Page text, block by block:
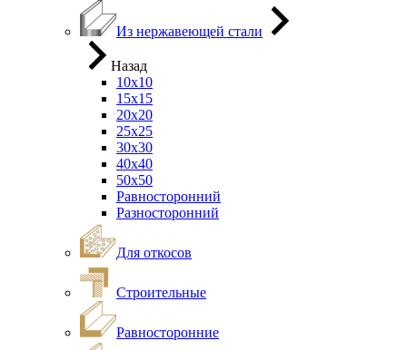
Из нержавеющей стали
Назад
10х10
15х15
20х20
25х25
30х30
40х40
50х50
Равносторонний
Разносторонний
Для откосов
Строительные
Равносторонние